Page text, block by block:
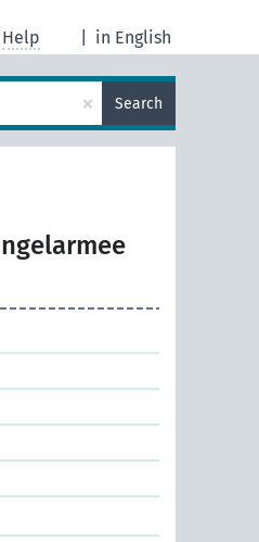
in English
Help
× Search